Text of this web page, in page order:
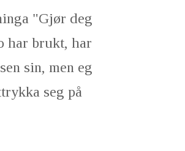
"Gjør deg
har brukt, har
sin, men eg
seg på